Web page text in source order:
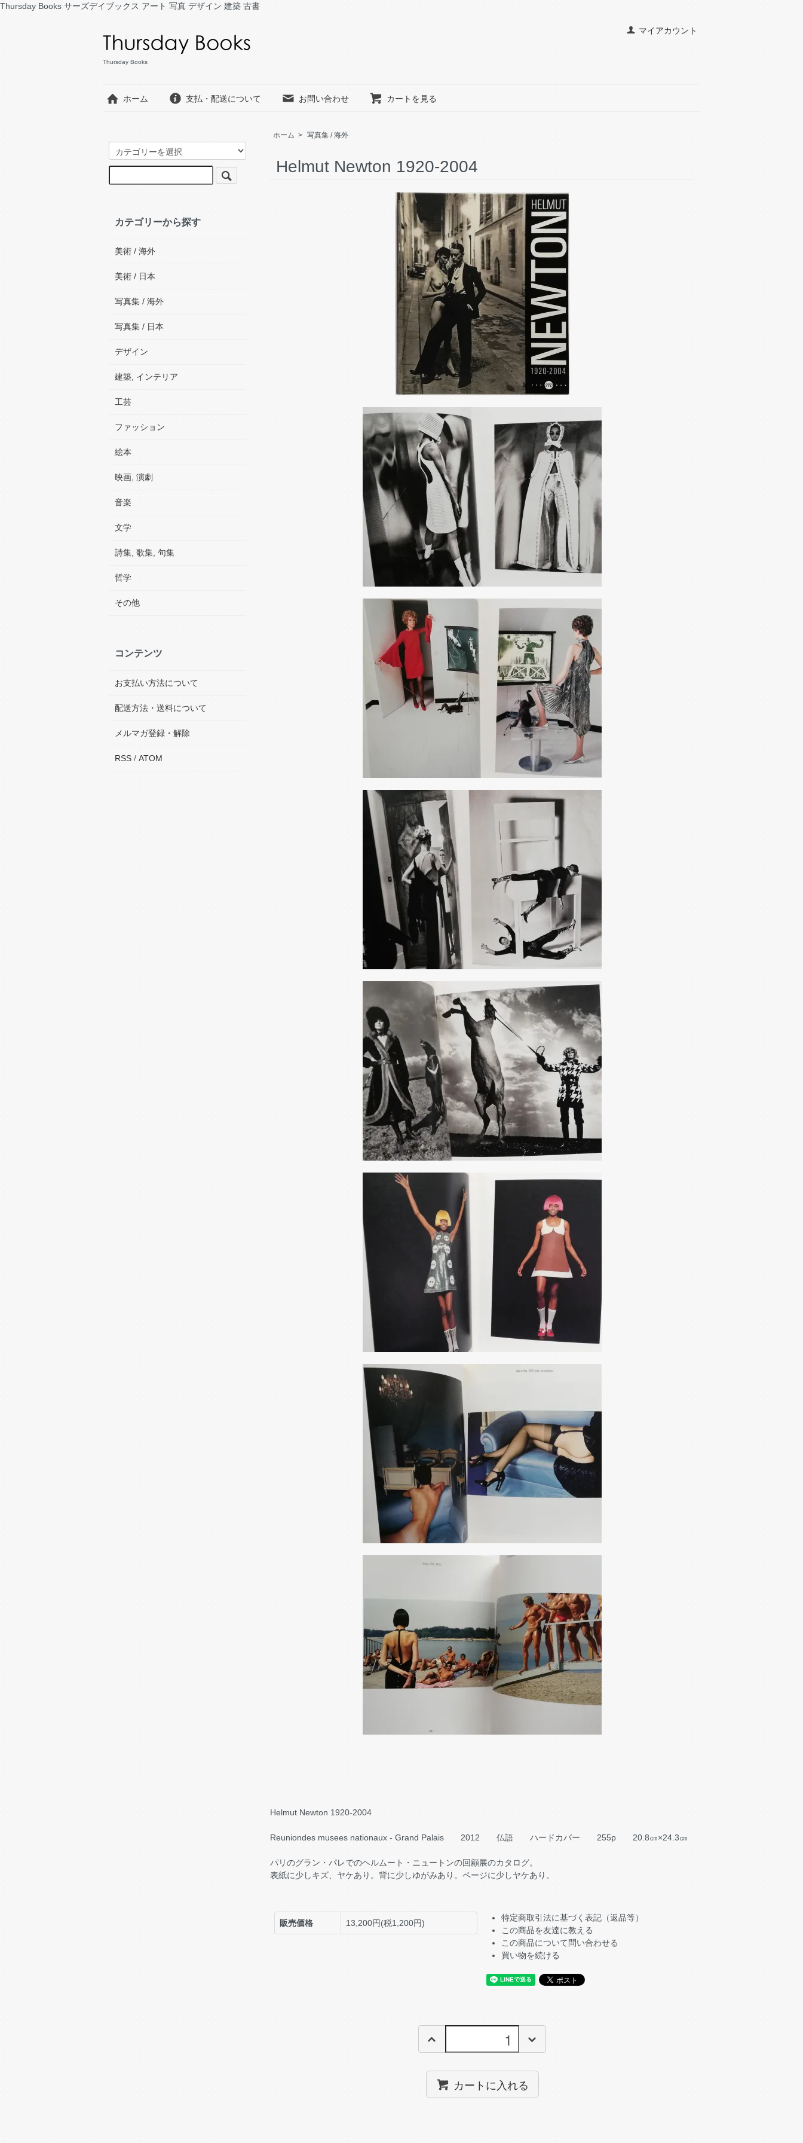
Thursday Books サーズデイブックス アート 写真 デザイン 建築 古書
マイアカウント
Thursday Books
ホーム 支払・配送について お問い合わせ カートを見る
ホーム > 写真集 / 海外
Helmut Newton 1920-2004
Helmut Newton 1920-2004
Reuniondes musees nationaux - Grand Palais 2012 仏語 ハードカバー 255p 20.8㎝×24.3㎝
パリのグラン・パレでのヘルムート・ニュートンの回顧展のカタログ。
表紙に少しキズ、ヤケあり。背に少しゆがみあり。ページに少しヤケあり。
販売価格 13,200円(税1,200円)
特定商取引法に基づく表記（返品等）
この商品を友達に教える
この商品について問い合わせる
買い物を続ける
カートに入れる
カテゴリーから探す
美術 / 海外
美術 / 日本
写真集 / 海外
写真集 / 日本
デザイン
建築, インテリア
工芸
ファッション
絵本
映画, 演劇
音楽
文学
詩集, 歌集, 句集
哲学
その他
コンテンツ
お支払い方法について
配送方法・送料について
メルマガ登録・解除
RSS / ATOM